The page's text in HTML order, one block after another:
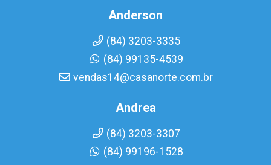
Anderson
(84) 3203-3335
(84) 99135-4539
vendas14@casanorte.com.br
Andrea
(84) 3203-3307
(84) 99196-1528